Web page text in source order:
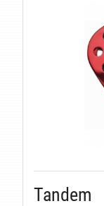
Tandem